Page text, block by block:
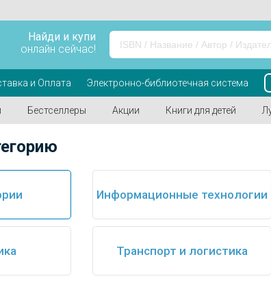
Найди и купи
онлайн сейчас!
и Оплата Электронно-библиотечная система
Бестселлеры Акции Книги для детей
Информационные технологии
Транспорт и логистика